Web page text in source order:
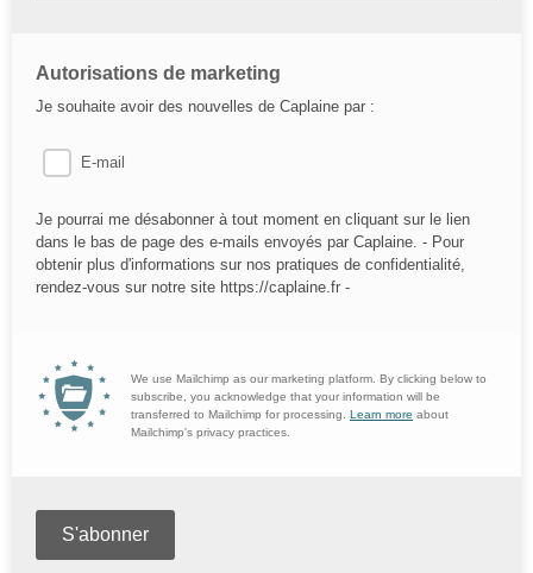
Autorisations de marketing
Je souhaite avoir des nouvelles de Caplaine par :
E-mail
Je pourrai me désabonner à tout moment en cliquant sur le lien
dans le bas de page des e-mails envoyés par Caplaine. - Pour
obtenir plus d'informations sur nos pratiques de confidentialité,
rendez-vous sur notre site https://caplaine.fr -
We use Mailchimp as our marketing platform. By clicking below to
subscribe, you acknowledge that your information will be
transferred to Mailchimp for processing. Learn more about
Mailchimp's privacy practices.